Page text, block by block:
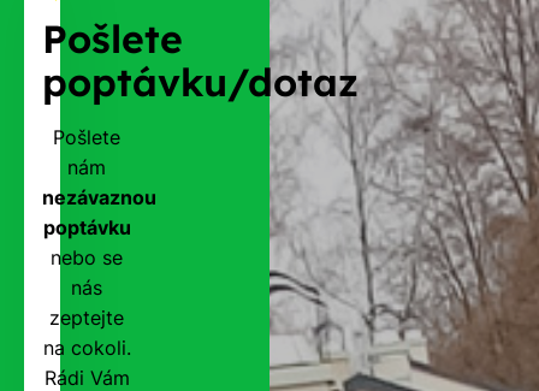
Pošlete
poptávku/dotaz
Pošlete
nám
nezávaznou
poptávku
nebo se
nás
zeptejte
na cokoli.
Rádi Vám